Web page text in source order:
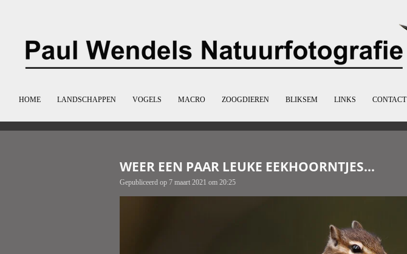
hoofdinhoud
HOME LANDSCHAPPEN VOGELS MACRO ZOOGDIEREN BLIKSEM LINKS CONTACT
WEER EEN PAAR LEUKE EEKHOORNTJES...
Gepubliceerd op 7 maart 2021 om 20:25